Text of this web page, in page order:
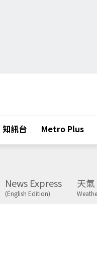
知訊台 Metro Plus
News Express
(English Edition)
天氣